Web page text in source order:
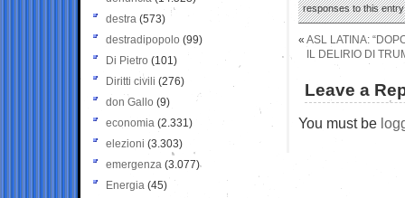
responses to this
« ASL LATINA:
IL DELIRIO DI
Leave a
You must be
destra (573)
destradipopolo (99)
Di Pietro (101)
Diritti civili (276)
don Gallo (9)
economia (2.331)
elezioni (3.303)
emergenza (3.077)
Energia (45)